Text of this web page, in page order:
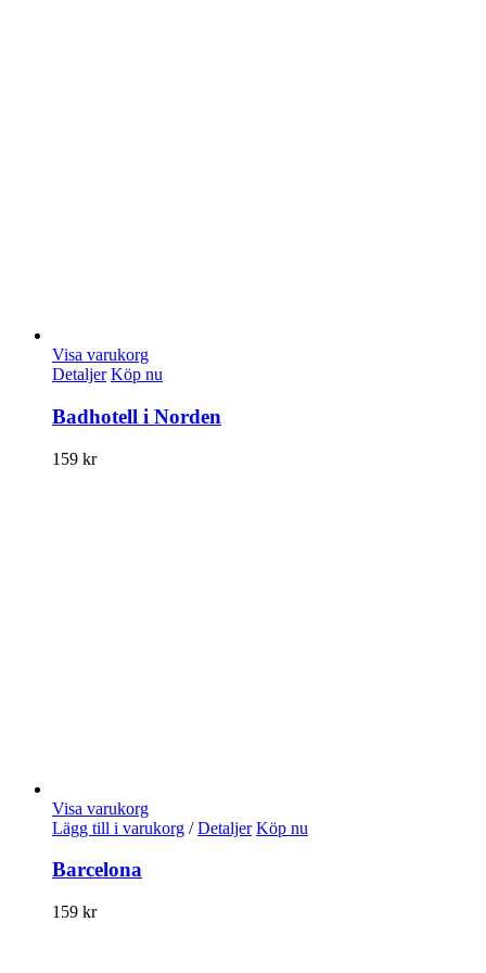
Visa varukorg
Detaljer Köp nu
Badhotell i Norden
159 kr
Visa varukorg
Lägg till i varukorg / Detaljer Köp nu
Barcelona
159 kr